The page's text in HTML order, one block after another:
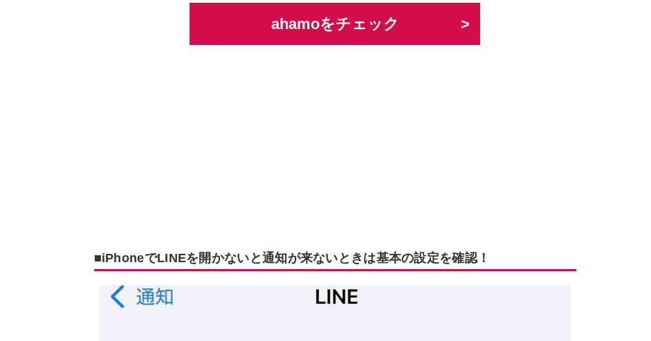
ahamoをチェック
■iPhoneでLINEを開かないと通知が来ないときは基本の設定を確認！